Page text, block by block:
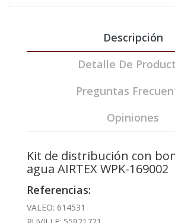
Descripción
Detalle De
Preguntas
Opiniones
Kit de distribución con
agua AIRTEX WPK-169002
Referencias:
VALEO: 614531